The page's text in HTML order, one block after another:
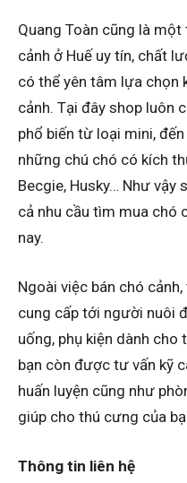
Quang Toàn cũng là
cảnh ở Huế uy tín, chất
có thể yên tâm lựa chọn
cảnh. Tại đây shop luôn
phổ biến từ loại mini,
những chú chó có kích
Becgie, Husky… Như
cả nhu cầu tìm mua chó
nay.
Ngoài việc bán chó
cung cấp tới người nuôi
uống, phụ kiện dành cho
bạn còn được tư vấn kỹ
huấn luyện cũng như
giúp cho thú cưng của
Thông tin liên hệ